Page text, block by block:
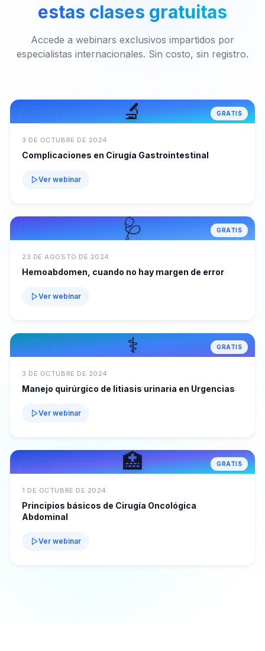
estas clases gratuitas
Accede a webinars exclusivos impartidos por
especialistas internacionales. Sin costo, sin registro.
🔬 GRATIS
3 DE OCTUBRE DE 2024
Complicaciones en Cirugía Gastrointestinal
Ver webinar
🩺 GRATIS
23 DE AGOSTO DE 2024
Hemoabdomen, cuando no hay margen de error
Ver webinar
⚕️ GRATIS
3 DE OCTUBRE DE 2024
Manejo quirúrgico de litiasis urinaria en Urgencias
Ver webinar
🏥 GRATIS
1 DE OCTUBRE DE 2024
Principios básicos de Cirugía Oncológica
Abdominal
Ver webinar